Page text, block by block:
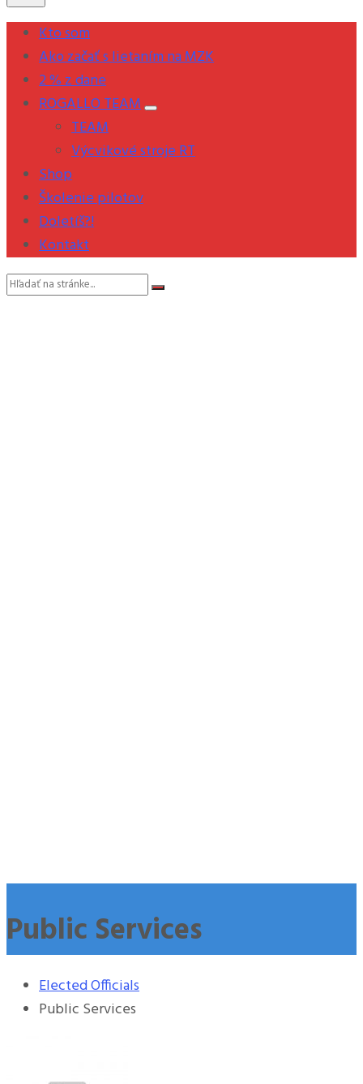
Kto som
Ako začať s lietaním na MZK
2 % z dane
ROGALLO TEAM
TEAM
Výcvikové stroje RT
Shop
Školenie pilotov
Doletíš?!
Kontakt
Vyhľadávanie:
Public Services
Elected Officials
Public Services